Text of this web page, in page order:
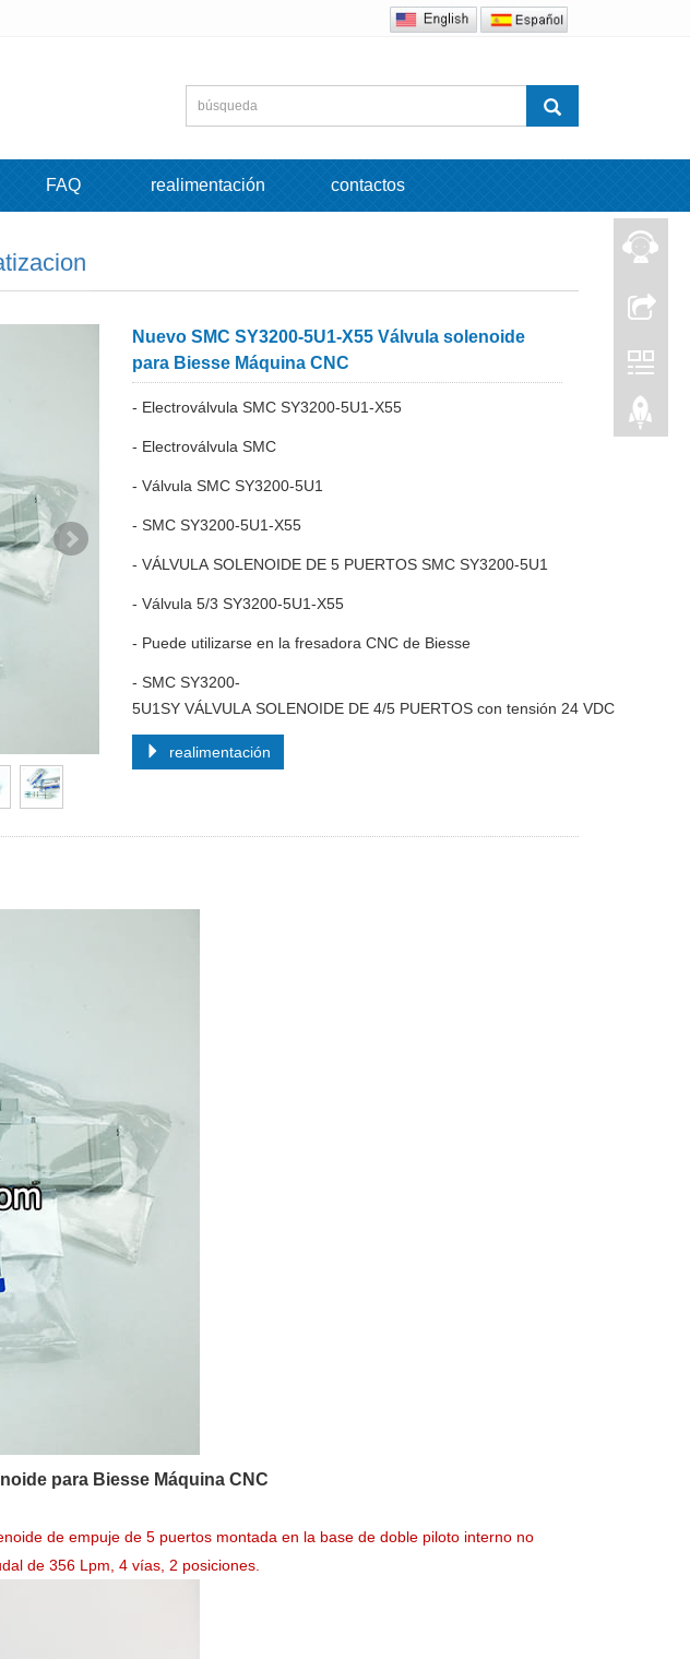
FAQ realimentación contactos
Nuevo SMC SY3200-5U1-X55 Válvula solenoide
para Biesse Máquina CNC
- Electroválvula SMC SY3200-5U1-X55
- Electroválvula SMC
- Válvula SMC SY3200-5U1
- SMC SY3200-5U1-X55
- VÁLVULA SOLENOIDE DE 5 PUERTOS SMC SY3200-5U1
- Válvula 5/3 SY3200-5U1-X55
- Puede utilizarse en la fresadora CNC de Biesse
- SMC SY3200-
5U1SY VÁLVULA SOLENOIDE DE 4/5 PUERTOS con tensión 24 VDC
realimentación
para Biesse Máquina CNC
de empuje de 5 puertos montada en la base de doble piloto interno no
de 356 Lpm, 4 vías, 2 posiciones.